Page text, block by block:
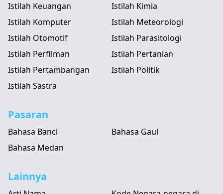
Istilah Keuangan
Istilah Kimia
Istilah Komputer
Istilah Meteorologi
Istilah Otomotif
Istilah Parasitologi
Istilah Perfilman
Istilah Pertanian
Istilah Pertambangan
Istilah Politik
Istilah Sastra
Pasaran
Bahasa Banci
Bahasa Gaul
Bahasa Medan
Lainnya